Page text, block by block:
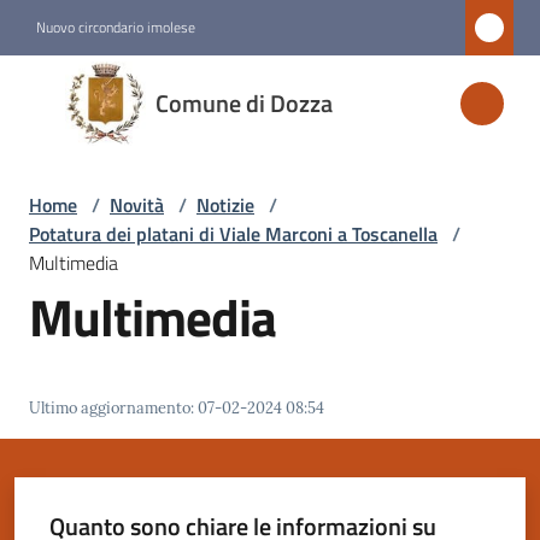
Nuovo circondario imolese
Comune di Dozza
Comune
di
Dozza
Amministrazione
Novità
Servizi
Vivere
Dozza
Home / Novità / Notizie /
Potatura dei platani di Viale Marconi a Toscanella /
Multimedia
Multimedia
Ultimo aggiornamento:07-02-2024 08:54
Quanto sono chiare le informazioni su